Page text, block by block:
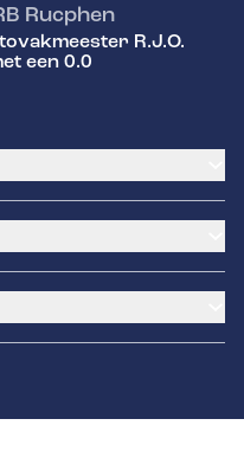
Rucphen
R.J.O.
een 0.0